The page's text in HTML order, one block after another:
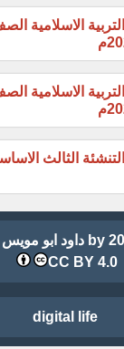
الاسلامية
الاسلامية
الثالث
داود ابو مويس
CC BY 4.0
digital life